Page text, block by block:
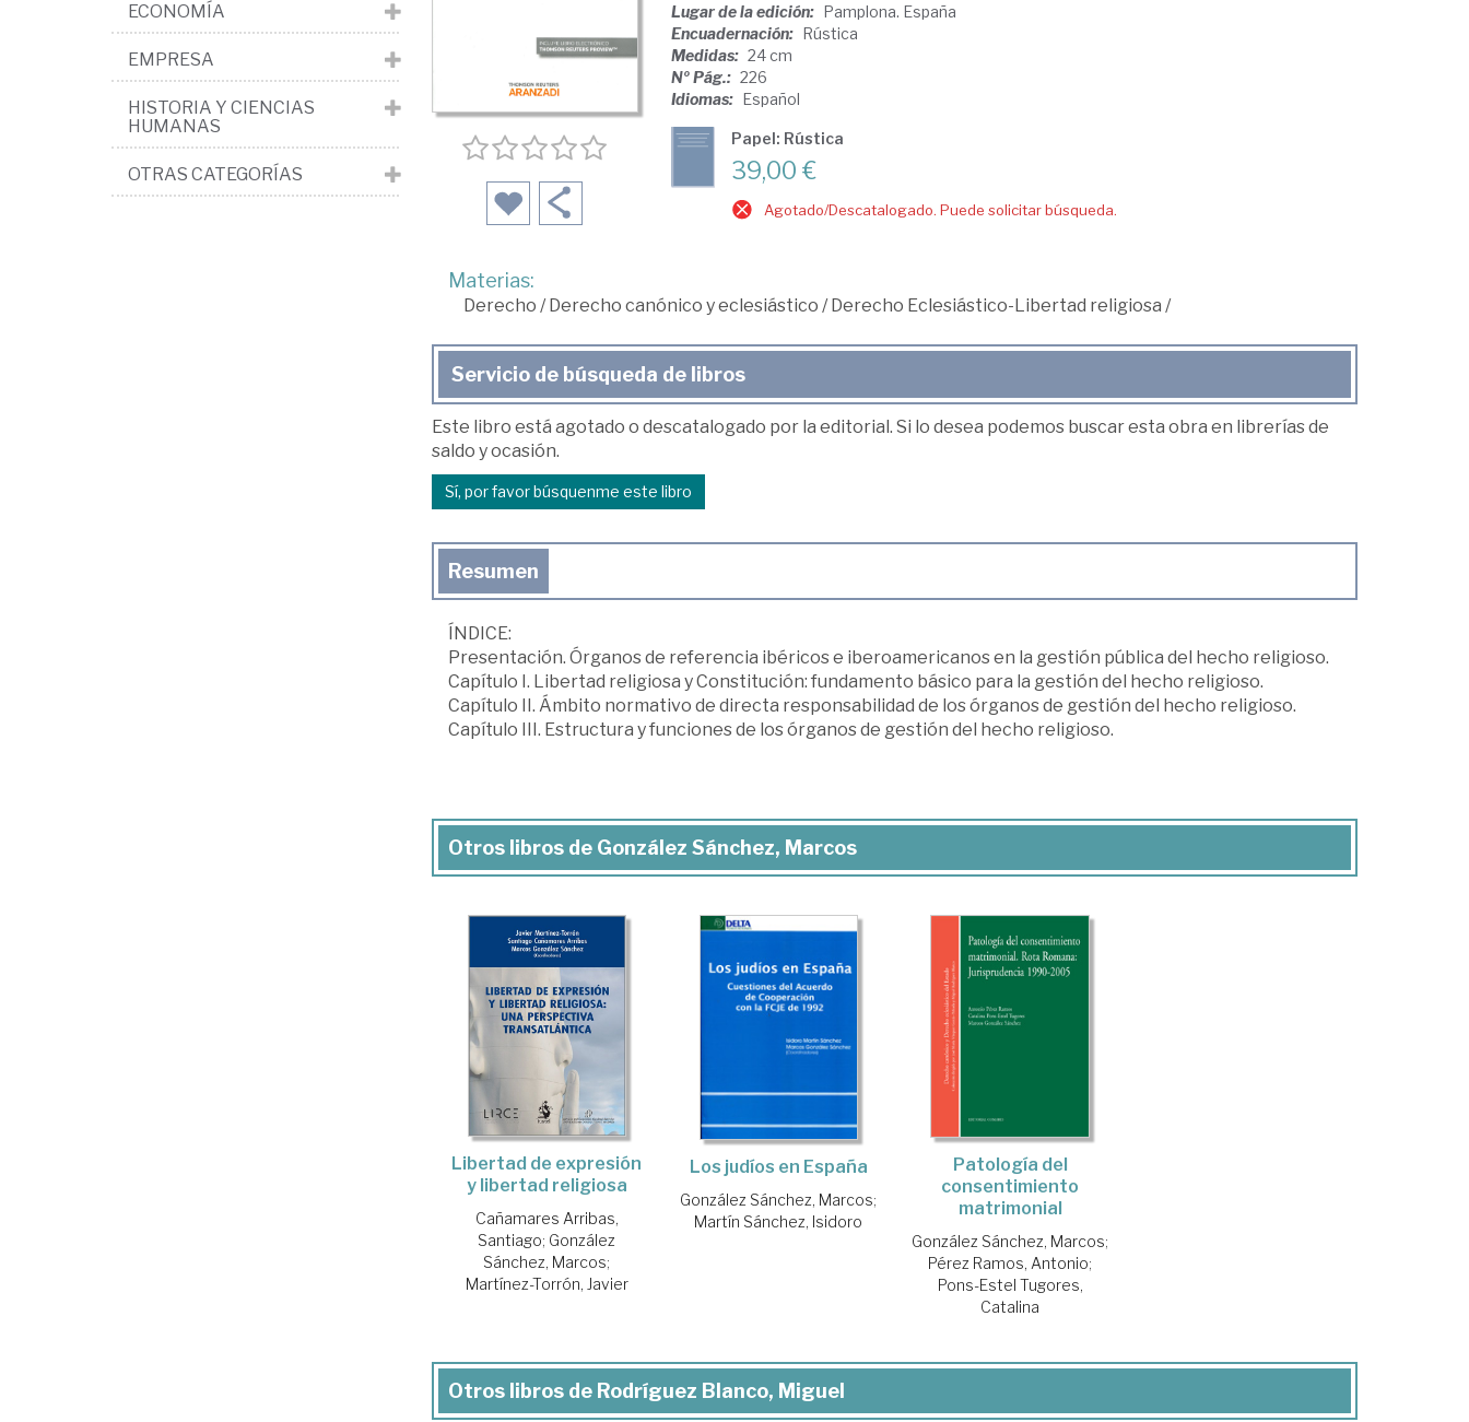
Lugar de la edición: Pamplona. España
Encuadernación: Rústica
Medidas: 24 cm
Nº Pág.: 226
Idiomas: Español
Papel: Rústica
39,00 €
Agotado/Descatalogado. Puede solicitar búsqueda.
Materias:
Derecho /Derecho canónico y eclesiástico /Derecho Eclesiástico-Libertad religiosa /
Servicio de búsqueda de libros
Este libro está agotado o descatalogado por la editorial. Si lo desea podemos buscar esta obra en librerías de
saldo y ocasión.
Sí, por favor búsquenme este libro
Resumen
ÍNDICE:
Presentación. Órganos de referencia ibéricos e iberoamericanos en la gestión pública del hecho religioso.
Capítulo I. Libertad religiosa y Constitución: fundamento básico para la gestión del hecho religioso.
Capítulo II. Ámbito normativo de directa responsabilidad de los órganos de gestión del hecho religioso.
Capítulo III. Estructura y funciones de los órganos de gestión del hecho religioso.
Otros libros de González Sánchez, Marcos
Libertad de expresión
y libertad religiosa
Cañamares Arribas,
Santiago; González
Sánchez, Marcos;
Martínez-Torrón, Javier
Los judíos en España
González Sánchez, Marcos;
Martín Sánchez, Isidoro
Patología del
consentimiento
matrimonial
González Sánchez, Marcos;
Pérez Ramos, Antonio;
Pons-Estel Tugores,
Catalina
Otros libros de Rodríguez Blanco, Miguel
ECONOMÍA
EMPRESA
HISTORIA Y CIENCIAS
HUMANAS
OTRAS CATEGORÍAS